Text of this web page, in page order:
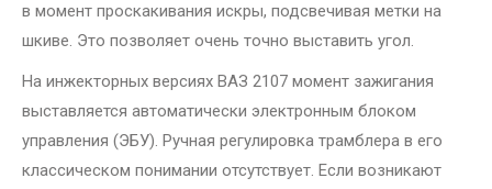
в момент проскакивания искры, подсвечивая метки на
шкиве. Это позволяет очень точно выставить угол.
На инжекторных версиях ВАЗ 2107 момент зажигания
выставляется автоматически электронным блоком
управления (ЭБУ). Ручная регулировка трамблера в его
классическом понимании отсутствует. Если возникают